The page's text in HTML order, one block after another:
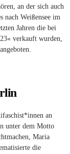
an der sich auch
nach Weißensee im
Jahren die bei
verkauft wurden,
an
unter dem Motto
Maria
die